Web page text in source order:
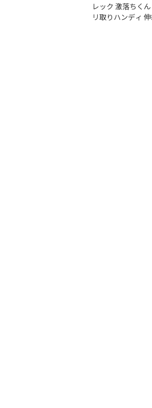
レック 激落ちく
リ取りハンディ